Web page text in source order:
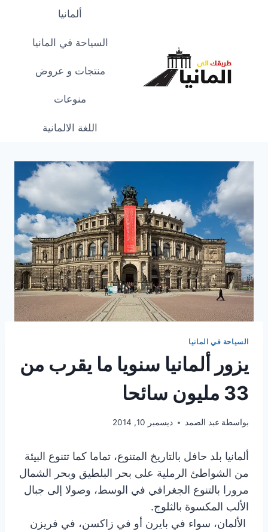
ألمانيا
السياحة في المانيا
منتجات و عروض
منوعات
اللغة الالمانية
السياحة في المانيا
يزور ألمانيا سنويا ما يقرب من
33 مليون سائحا
بواسطة عبد الصمد ديسمبر 10, 2014
ألمانيا بلد حافل بالتاريخ المتنوع، تماما كما تتنوع البيئة
من الشواطئ الرملية على بحر البلطيق وبحر الشمال
مرورا بالتنوع الجغرافي في الوسط، وصولا إلى جبال
الألب المكسوة بالثلوج.
الألمان، سواء في بايرن أو في زاكسن، في فريزن